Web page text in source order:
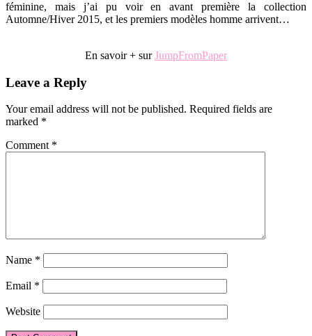
féminine, mais j’ai pu voir en avant première la collection
Automne/Hiver 2015, et les premiers modèles homme arrivent…
En savoir + surJumpFromPaper
Reader
Leave a Reply
Your email address will not be published. Required fields are
marked *
Comment *
Name *
Email *
Website